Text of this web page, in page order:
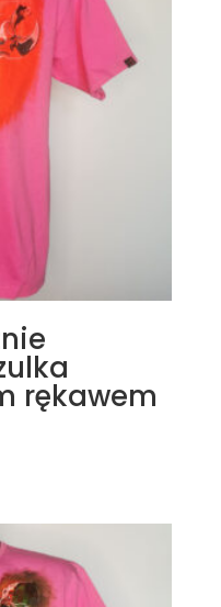
rękawem